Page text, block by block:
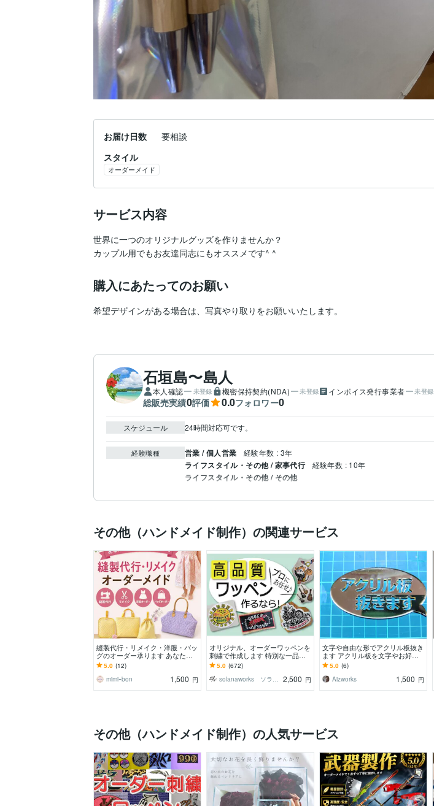
お届け日数
要相談
スタイル
オーダーメイド
サービス内容
世界に一つのオリジナルグッズを作りませんか？
カップル用でもお友達同志にもオススメです^ ^
購入にあたってのお願い
希望デザインがある場合は、写真やり取りをお願いいたします。
石垣島〜島人
本人確認 未登録 機密保持契約(NDA) 未登録 インボイス発行事業者 未登録
総販売実績0評価 0.0フォロワー0
スケジュール 24時間対応可です。
経験職種 営業 / 個人営業 経験年数 : 3年
ライフスタイル・その他 / 家事代行 経験年数 : 10年
ライフスタイル・その他 / その他
その他（ハンドメイド制作）の関連サービス
縫製代行・リメイク・洋服・バッ
グのオーダー承ります あなたの
「こんなのあったら良いな❣️」を
形にします。
5.0 (12)
mimiｰbon
1,500 円
オリジナル、オーダーワッペンを
刺繍で作成します 特別な一品
を。絵柄や図案、画像を刺繍ワッ
ペンでお作りします。
5.0 (672)
solanaworks ソラナワークス 2,500 円
文字や自由な形でアクリル板抜き
ます アクリル板を文字やお好き
な形に整形できます。
5.0 (6)
Aizworks
1,500 円
その他（ハンドメイド制作）の人気サービス